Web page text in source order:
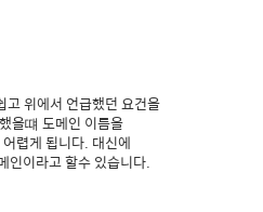
고 위에서 언급했던 요건을
을떄 도메인 이름을
렵게 됩니다. 대신에
이라고 할수 있습니다.